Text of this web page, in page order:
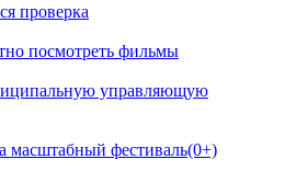
проверка
посмотреть фильмы
управляющую
масштабный фестиваль(0+)